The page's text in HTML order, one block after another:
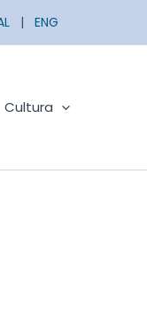
| ENG
Cultura